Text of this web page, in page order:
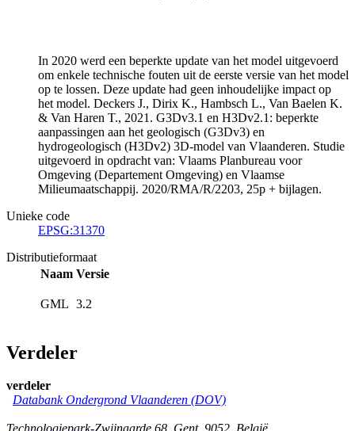
In 2020 werd een beperkte update van het model uitgevoerd
om enkele technische fouten uit de eerste versie van het model
op te lossen. Deze update had geen inhoudelijke impact op
het model. Deckers J., Dirix K., Hambsch L., Van Baelen K.
& Van Haren T., 2021. G3Dv3.1 en H3Dv2.1: beperkte
aanpassingen aan het geologisch (G3Dv3) en
hydrogeologisch (H3Dv2) 3D-model van Vlaanderen. Studie
uitgevoerd in opdracht van: Vlaams Planbureau voor
Omgeving (Departement Omgeving) en Vlaamse
Milieumaatschappij. 2020/RMA/R/2203, 25p + bijlagen.
Unieke code
EPSG:31370
Distributieformaat
Naam Versie
GML 3.2
Verdeler
verdeler
Databank Ondergrond Vlaanderen (DOV)